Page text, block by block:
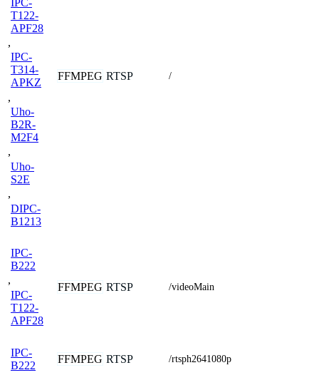
T122-
APF28
,
IPC-
T314-
APKZ
,
Uho-
B2R-
M2F4
,
Uho-
S2E
,
DIPC-
B1213
FFMPEG RTSP /
IPC-
B222
,
IPC-
T122-
APF28
FFMPEG RTSP /videoMain
IPC-
B222
FFMPEG RTSP /rtsph2641080p